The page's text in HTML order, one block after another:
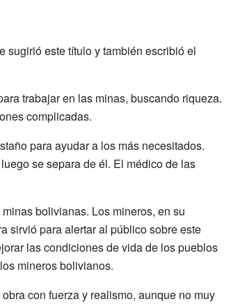
sugirió este título y también escribió el
trabajar en las minas, buscando riqueza.
complicadas.
para ayudar a los más necesitados.
se separa de él. El médico de las
bolivianas. Los mineros, en su
sirvió para alertar al público sobre este
las condiciones de vida de los pueblos
mineros bolivianos.
con fuerza y realismo, aunque no muy